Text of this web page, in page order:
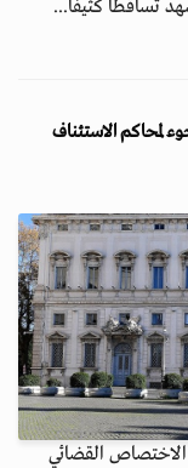
تساقطاً كثيفاً...
لمحاكم الاستئناف
القضائي